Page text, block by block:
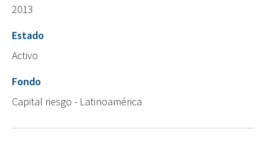
2013
Estado
Activo
Fondo
Capital riesgo - Latinoamérica